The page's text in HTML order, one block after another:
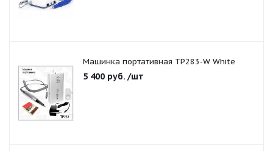
Машинка портативная TP283-W White
5 400 руб. /шт